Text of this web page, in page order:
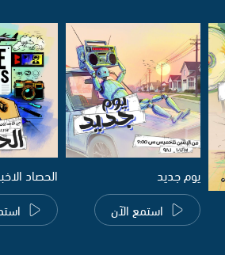
يوم جديد
استمع الآن
الحصاد